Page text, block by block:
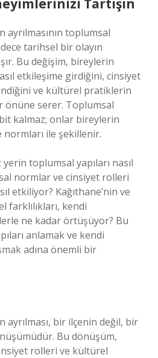
Tartışın
ayrılmasının toplumsal
tarihsel bir olayın
Bu değişim, bireylerin
etkileşime girdiğini, cinsiyet
ve kültürel pratiklerin
önüne serer. Toplumsal
kalmaz; onlar bireylerin
normları ile şekillenir.
yerin toplumsal yapıları nasıl
normlar ve cinsiyet rolleri
etkiliyor? Kağıthane’nin ve
farklılıkları, kendi
ne kadar örtüşüyor? Bu
anlamak ve kendi
adına önemli bir
ayrılması, bir ilçenin değil, bir
Bu dönüşüm,
rolleri ve kültürel